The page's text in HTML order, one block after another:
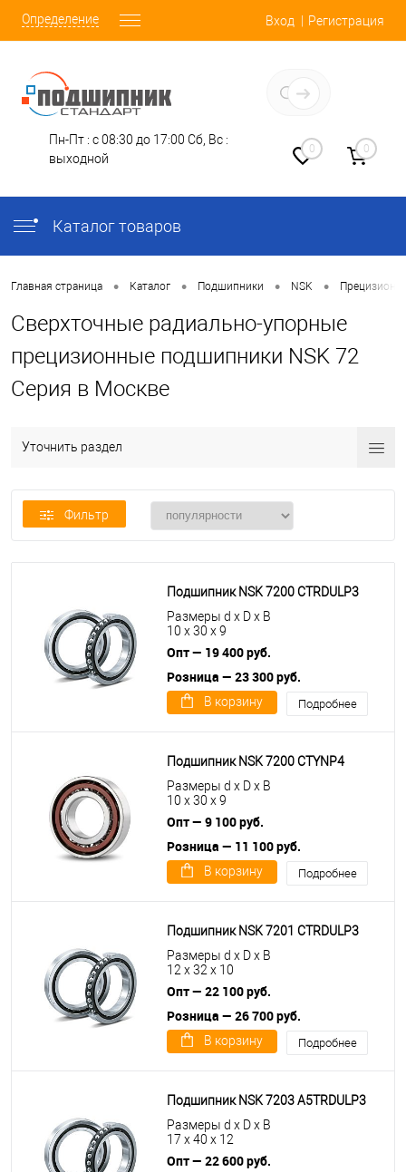
Определение Вход Регистрация
Пн-Пт : с 08:30 до 17:00 Сб, Вс :
выходной
0 0
Каталог товаров
Главная страница • Каталог • Подшипники • NSK •
Сверхточные радиально-упорные
прецизионные подшипники NSK 72
Серия в Москве
Уточнить раздел
Фильтр
Подшипник NSK 7200 CTRDULP3
Размеры d x D x B
10 x 30 x 9
Опт — 19 400 руб.
Розница — 23 300 руб.
В корзину Подробнее
Подшипник NSK 7200 CTYNP4
Размеры d x D x B
10 x 30 x 9
Опт — 9 100 руб.
Розница — 11 100 руб.
В корзину Подробнее
Подшипник NSK 7201 CTRDULP3
Размеры d x D x B
12 x 32 x 10
Опт — 22 100 руб.
Розница — 26 700 руб.
В корзину Подробнее
Подшипник NSK 7203 A5TRDULP3
Размеры d x D x B
17 x 40 x 12
Опт — 22 600 руб.